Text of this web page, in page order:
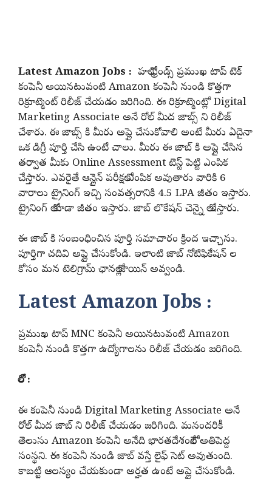
Latest Amazon Jobs : హలో ఫ్రెండ్స్ ప్రముఖ టాప్ టెక్
కంపెనీ అయినటువంటి Amazon కంపెనీ నుండి కొత్తగా
రిక్రూట్మెంట్ రిలీజ్ చేయడం జరిగింది. ఈ రిక్రూట్మెంట్లో Digital
Marketing Associate అనే రోల్ మీద జాబ్స్ ని రిలీజ్
చేశారు. ఈ జాబ్స్ కి మీరు అప్లై చేసుకోవాలి అంటే మీరు ఏదైనా
ఒక డిగ్రీ పూర్తి చేసి ఉంటే చాలు. మీరు ఈ జాబ్ కి అప్లై చేసిన
తర్వాత మీకు Online Assessment టెస్ట్ పెట్టి ఎంపిక
చేస్తారు. ఎవరైతే ఆన్లైన్ పరీక్షలో ఎంపిక అవుతారు వారికి 6
వారాలు ట్రైనింగ్ ఇచ్చి సంవత్సరానికి 4.5 LPA జీతం ఇస్తారు.
ట్రైనింగ్ లో కూడా జీతం ఇస్తారు. జాబ్ లొకేషన్ చెన్నై లో ఇస్తారు.
ఈ జాబ్ కి సంబంధించిన పూర్తి సమాచారం క్రింద ఇచ్చాను.
పూర్తిగా చదివి అప్లై చేసుకోండి. ఇలాంటి జాబ్ నోటిఫికేషన్ ల
కోసం మన టెలిగ్రామ్ ఛానల్లో జాయిన్ అవ్వండి.
Latest Amazon Jobs :
ప్రముఖ టాప్ MNC కంపెనీ అయినటువంటి Amazon
కంపెనీ నుండి కొత్తగా ఉద్యోగాలను రిలీజ్ చేయడం జరిగింది.
రోల్ :
ఈ కంపెనీ నుండి Digital Marketing Associate అనే
రోల్ మీద జాబ్ ని రిలీజ్ చేయడం జరిగింది. మనందరికీ
తెలుసు Amazon కంపెనీ అనేది భారతదేశంలోనే అతిపెద్ద
సంస్థని. ఈ కంపెనీ నుండి జాబ్ వస్తే లైఫ్ సెట్ అవుతుంది.
కాబట్టి ఆలస్యం చేయకుండా అర్హత ఉంటే అప్లై చేసుకోండి.